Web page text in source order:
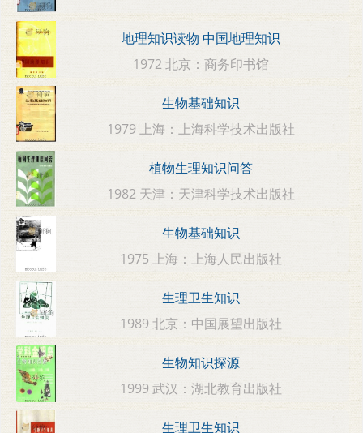
地理知识读物 中国地理知识
1972 北京：商务印书馆
生物基础知识
1979 上海：上海科学技术出版社
植物生理知识问答
1982 天津：天津科学技术出版社
生物基础知识
1975 上海：上海人民出版社
生理卫生知识
1989 北京：中国展望出版社
生物知识探源
1999 武汉：湖北教育出版社
生理卫生知识